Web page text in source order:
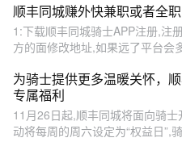
顺丰同城赚外快兼职或者全
1:下载顺丰同城骑士APP注册,注
方的面修改地址,如果远了平台会
为骑士提供更多温暖关怀，
专属福利
11月26日起,顺丰同城将面向骑
动将每周的周六设定为“权益日”,